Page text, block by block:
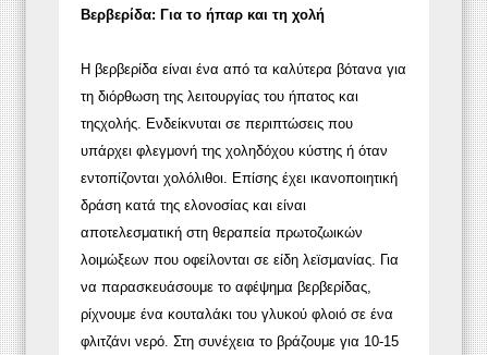
Βερβερίδα: Για το ήπαρ και τη χολή
Η βερβερίδα είναι ένα από τα καλύτερα βότανα για
τη διόρθωση της λειτουργίας του ήπατος και
τηςχολής. Ενδείκνυται σε περιπτώσεις που
υπάρχει φλεγμονή της χοληδόχου κύστης ή όταν
εντοπίζονται χολόλιθοι. Επίσης έχει ικανοποιητική
δράση κατά της ελονοσίας και είναι
αποτελεσματική στη θεραπεία πρωτοζωικών
λοιμώξεων που οφείλονται σε είδη λεϊσμανίας. Για
να παρασκευάσουμε το αφέψημα βερβερίδας,
ρίχνουμε ένα κουταλάκι του γλυκού φλοιό σε ένα
φλιτζάνι νερό. Στη συνέχεια το βράζουμε για 10-15